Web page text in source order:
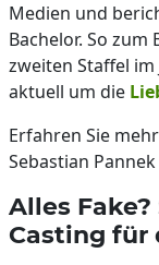
Medien und
Bachelor. So zum
zweiten Staffel im
aktuell um die
Erfahren Sie
Sebastian
Alles
Casting für